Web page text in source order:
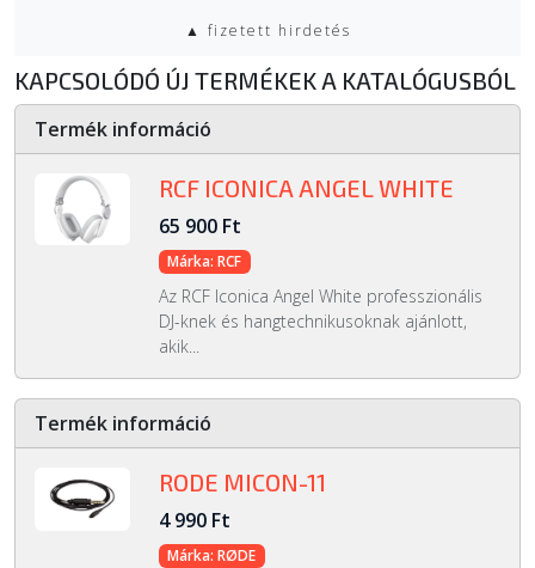
▲ fizetett hirdetés
KAPCSOLÓDÓ ÚJ TERMÉKEK A KATALÓGUSBÓL
Termék információ
RCF ICONICA ANGEL WHITE
65 900 Ft
Márka: RCF
Az RCF Iconica Angel White professzionális
DJ-knek és hangtechnikusoknak ajánlott,
akik...
Termék információ
RODE MICON-11
4 990 Ft
Márka: RØDE